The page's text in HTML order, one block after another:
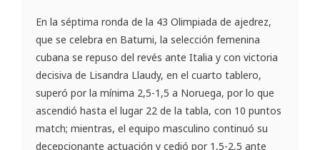
En la séptima ronda de la 43 Olimpiada de ajedrez,
que se celebra en Batumi, la selección femenina
cubana se repuso del revés ante Italia y con victoria
decisiva de Lisandra Llaudy, en el cuarto tablero,
superó por la mínima 2,5-1,5 a Noruega, por lo que
ascendió hasta el lugar 22 de la tabla, con 10 puntos
match; mientras, el equipo masculino continuó su
decepcionante actuación y cedió por 1,5-2,5 ante